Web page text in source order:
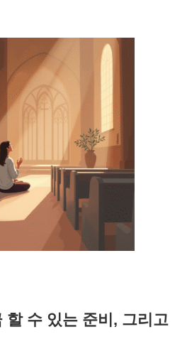
할 수 있는 준비, 그리고